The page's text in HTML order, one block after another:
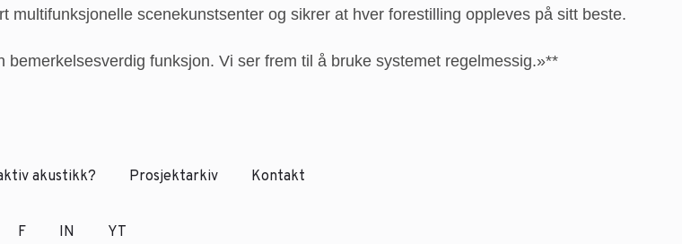
scenekunstsenter og sikrer at hver forestilling oppleves på sitt beste.
funksjon. Vi ser frem til å bruke systemet regelmessig.»**
akustikk? Prosjektarkiv Kontakt
F IN YT